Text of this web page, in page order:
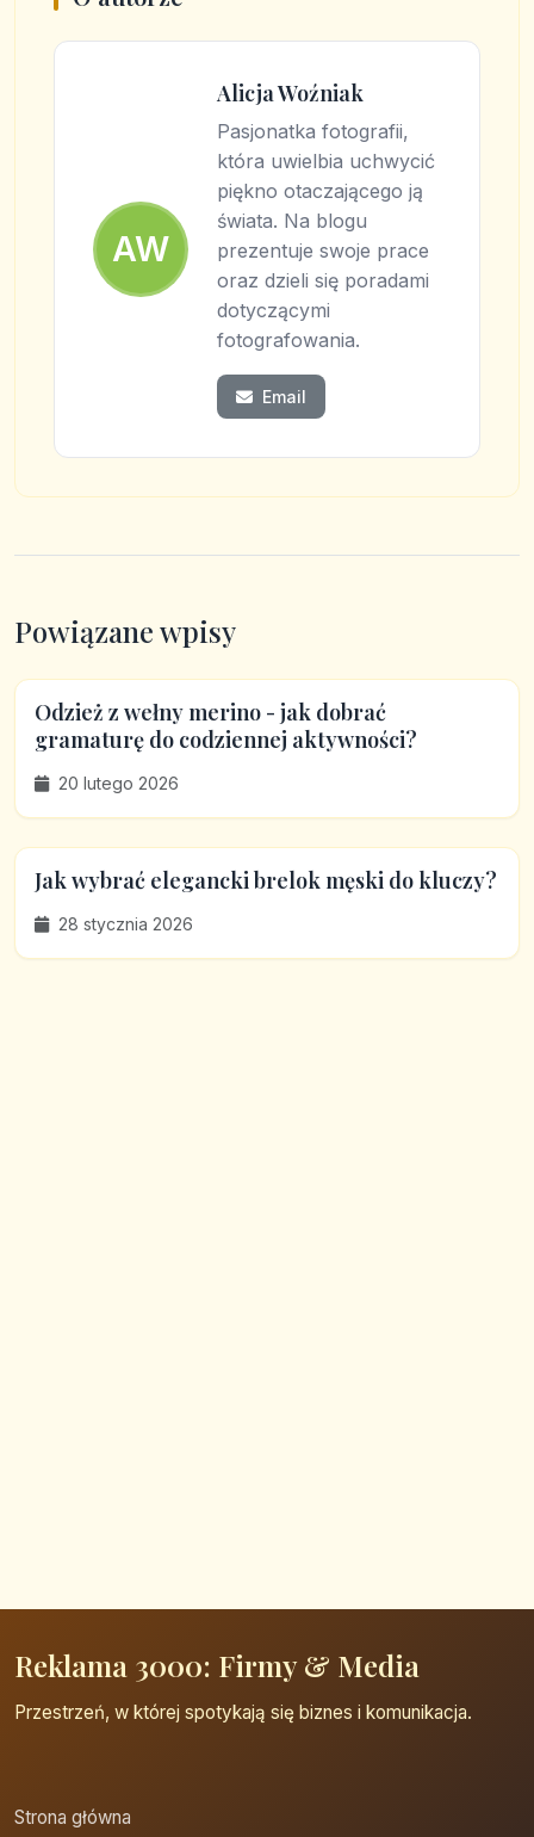
AW
Alicja Woźniak
Pasjonatka fotografii,
która uwielbia uchwycić
piękno otaczającego ją
świata. Na blogu
prezentuje swoje prace
oraz dzieli się poradami
dotyczącymi
fotografowania.
Email
Powiązane wpisy
Odzież z wełny merino - jak dobrać
gramaturę do codziennej aktywności?
20 lutego 2026
Jak wybrać elegancki brelok męski do kluczy?
28 stycznia 2026
Reklama 3000: Firmy & Media
Przestrzeń, w której spotykają się biznes i komunikacja.
Strona główna